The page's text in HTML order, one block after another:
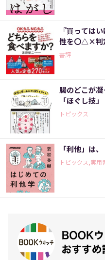
『買っては
性を〇△×判
書評
腸のどこが
「ほぐし技」
トピックス
「利他」は
トピックス,実用